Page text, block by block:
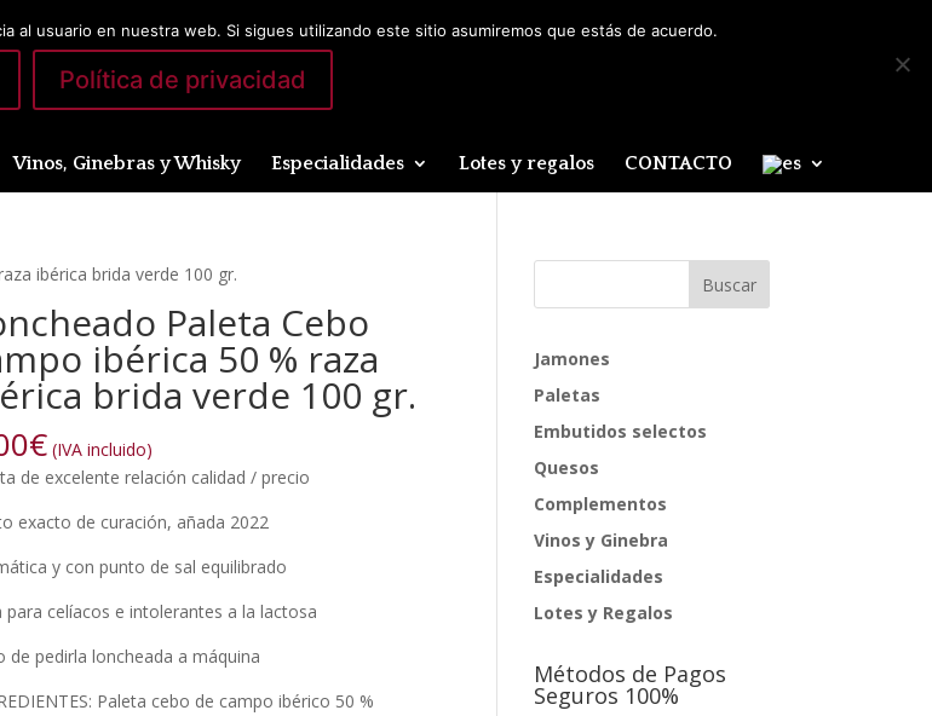
Mi cuenta 0 elementos
Vinos, Ginebras y Whisky Especialidades Lotes y regalos CONTACTO
ibérica brida verde 100 gr.
Paleta Cebo
ibérica 50 % raza
brida verde 100 gr.
€ (IVA incluido)
de excelente relación calidad / precio
exacto de curación, añada 2022
y con punto de sal equilibrado
para celíacos e intolerantes a la lactosa
de pedirla loncheada a máquina
Paleta cebo de campo ibérico 50 %
Jamones
Paletas
Embutidos selectos
Quesos
Complementos
Vinos y Ginebra
Especialidades
Lotes y Regalos
Métodos de Pagos
Seguros 100%
al usuario en nuestra web. Si sigues utilizando este sitio asumiremos que estás de acuerdo.
Política de privacidad